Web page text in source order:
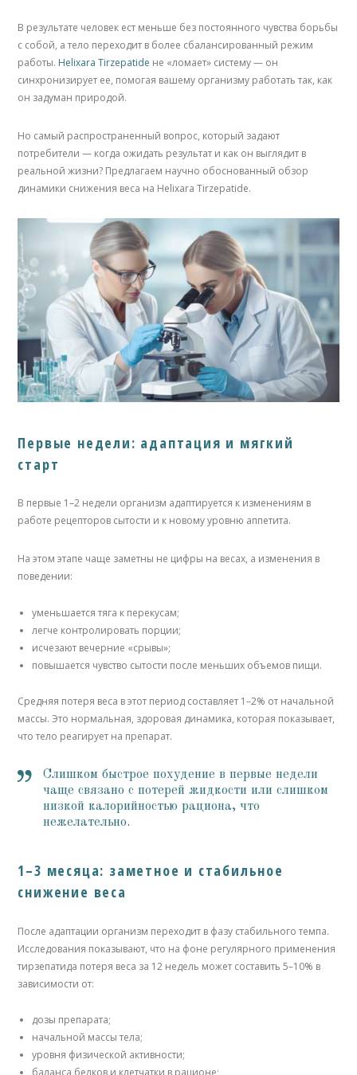
В результате человек ест меньше без постоянного чувства борьбы
с собой, а тело переходит в более сбалансированный режим
работы. Helixara Tirzepatide не «ломает» систему — он
синхронизирует ее, помогая вашему организму работать так, как
он задуман природой.
Но самый распространенный вопрос, который задают
потребители — когда ожидать результат и как он выглядит в
реальной жизни? Предлагаем научно обоснованный обзор
динамики снижения веса на Helixara Tirzepatide.
Первые недели: адаптация и мягкий
старт
В первые 1–2 недели организм адаптируется к изменениям в
работе рецепторов сытости и к новому уровню аппетита.
На этом этапе чаще заметны не цифры на весах, а изменения в
поведении:
уменьшается тяга к перекусам;
легче контролировать порции;
исчезают вечерние «срывы»;
повышается чувство сытости после меньших объемов пищи.
Средняя потеря веса в этот период составляет 1–2% от начальной
массы. Это нормальная, здоровая динамика, которая показывает,
что тело реагирует на препарат.
Слишком быстрое похудение в первые недели
чаще связано с потерей жидкости или слишком
низкой калорийностью рациона, что
нежелательно.
1–3 месяца: заметное и стабильное
снижение веса
После адаптации организм переходит в фазу стабильного темпа.
Исследования показывают, что на фоне регулярного применения
тирзепатида потеря веса за 12 недель может составить 5–10% в
зависимости от:
дозы препарата;
начальной массы тела;
уровня физической активности;
баланса белков и клетчатки в рационе;